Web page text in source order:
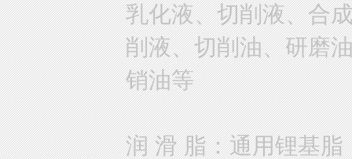
乳化液、切削液、合
削液、切削油、研磨
销油等
润 滑 脂：通用锂基